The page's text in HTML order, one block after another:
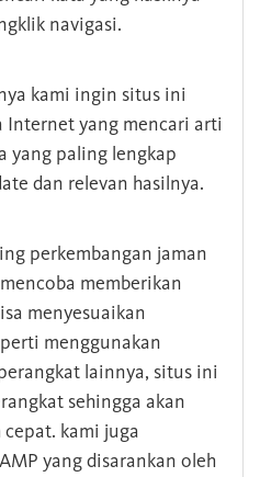
navigasi.
kami ingin situs ini
Internet yang mencari arti
yang paling lengkap
dan relevan hasilnya.
perkembangan jaman
memberikan
menyesuaikan
menggunakan
lainnya, situs ini
sehingga akan
cepat. kami juga
yang disarankan oleh